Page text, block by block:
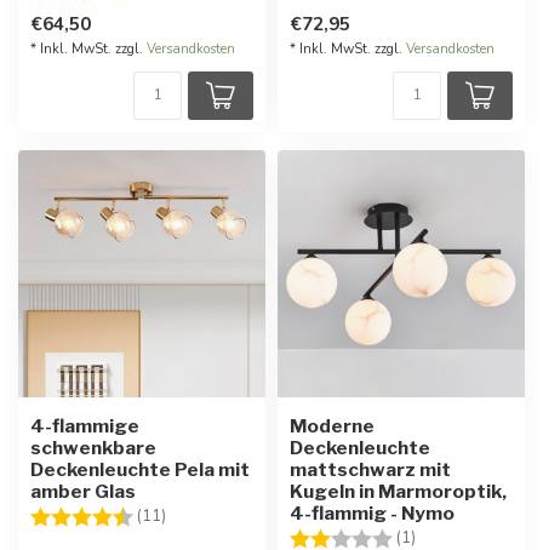
€64,50
* Inkl. MwSt. zzgl. Versandkosten
€72,95
* Inkl. MwSt. zzgl. Versandkosten
4-flammige
schwenkbare
Deckenleuchte Pela mit
amber Glas
Bewertung:
(11) 4.6 von 5 Sternen
Moderne
Deckenleuchte
mattschwarz mit
Kugeln in Marmoroptik,
4-flammig - Nymo
Bewertung:
(1)